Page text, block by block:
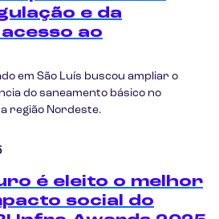
e da
ao
em São Luís buscou ampliar o
do saneamento básico no
região Nordeste.
é eleito o melhor
social do